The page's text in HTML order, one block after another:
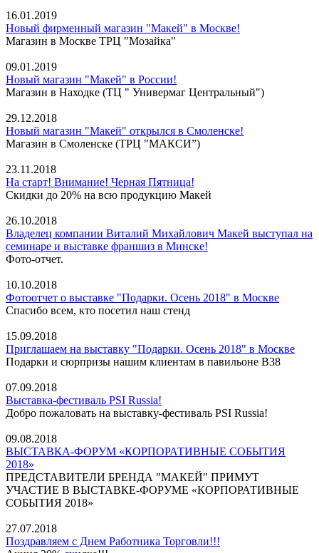
16.01.2019
Новый фирменный магазин "Макей" в Москве!
Магазин в Москве ТРЦ "Мозайка"
09.01.2019
Новый магазин "Макей" в России!
Магазин в Находке (ТЦ " Универмаг Центральный")
29.12.2018
Новый магазин "Макей" открылся в Смоленске!
Магазин в Смоленске (ТРЦ "МАКСИ”)
23.11.2018
На старт! Внимание! Черная Пятница!
Скидки до 20% на всю продукцию Макей
26.10.2018
Владелец компании Виталий Михайлович Макей выступал на
семинаре и выставке франшиз в Минске!
Фото-отчет.
10.10.2018
Фотоотчет о выставке "Подарки. Осень 2018" в Москве
Спасибо всем, кто посетил наш стенд
15.09.2018
Приглашаем на выставку "Подарки. Осень 2018" в Москве
Подарки и сюрпризы нашим клиентам в павильоне В38
07.09.2018
Выставка-фестиваль PSI Russia!
Добро пожаловать на выставку-фестиваль PSI Russia!
09.08.2018
ВЫСТАВКА-ФОРУМ «КОРПОРАТИВНЫЕ СОБЫТИЯ
2018»
ПРЕДСТАВИТЕЛИ БРЕНДА "МАКЕЙ" ПРИМУТ
УЧАСТИЕ В ВЫСТАВКЕ-ФОРУМЕ «КОРПОРАТИВНЫЕ
СОБЫТИЯ 2018»
27.07.2018
Поздравляем с Днем Работника Торговли!!!